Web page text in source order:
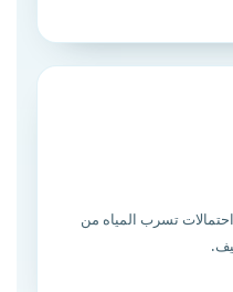
تسرب المياه من